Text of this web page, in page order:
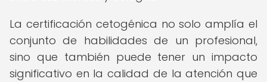
La certificación cetogénica no solo amplía el
conjunto de habilidades de un profesional,
sino que también puede tener un impacto
significativo en la calidad de la atención que